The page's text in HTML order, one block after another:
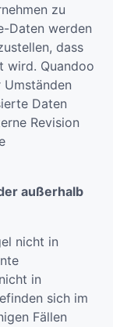
zu
Daten werden
dass
wird. Quandoo
Daten
Revision
außerhalb
nicht in
in
sich im
Fällen